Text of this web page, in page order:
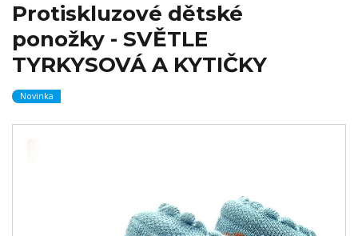
Protiskluzové dětské
ponožky - SVĚTLE
TYRKYSOVÁ A KYTIČKY
Novinka